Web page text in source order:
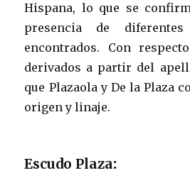
Hispana, lo que se
presencia de
encontrados. Con
derivados a partir del
que Plazaola y De la Plaza
origen y linaje.
Escudo Plaza: